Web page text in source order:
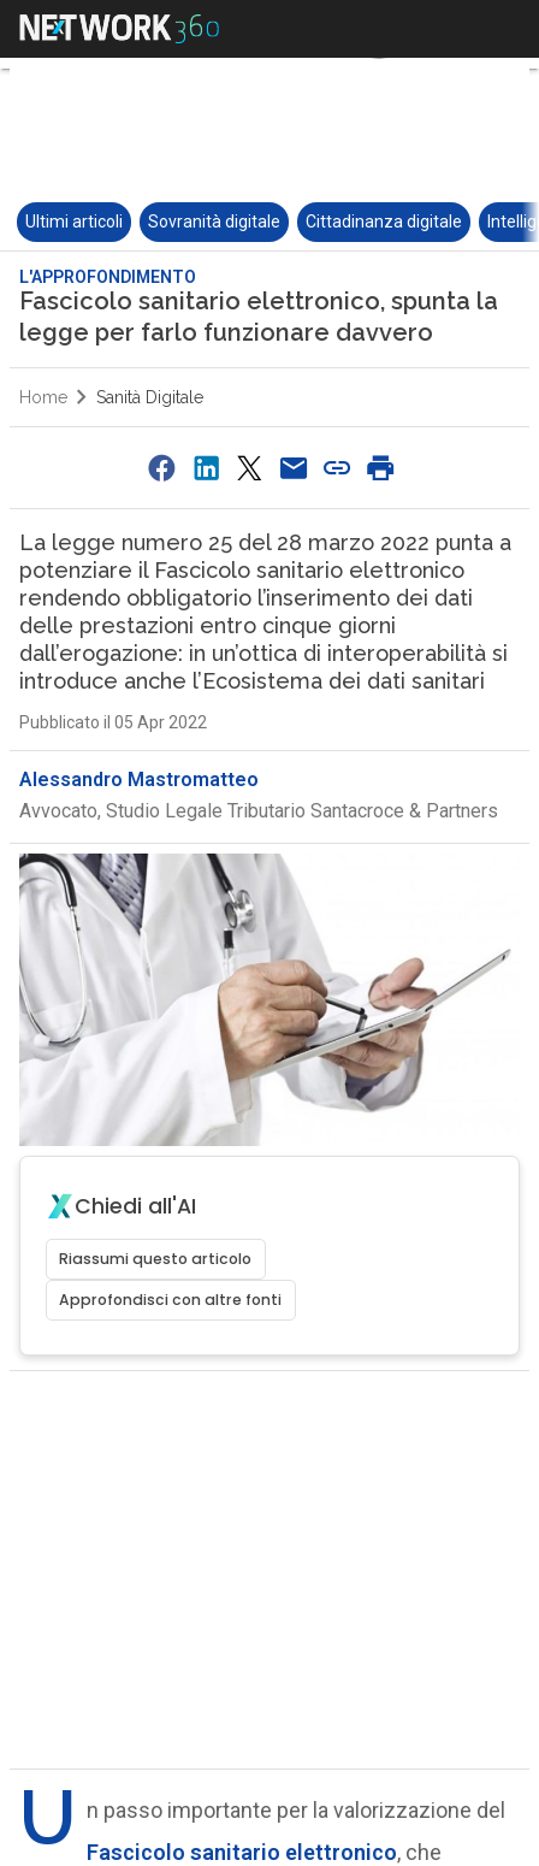
Ultimi articoli Sovranità digitale Cittadinanza digitale
L'APPROFONDIMENTO
Fascicolo sanitario elettronico, spunta la
legge per farlo funzionare davvero
Home Sanità Digitale
La legge numero 25 del 28 marzo 2022 punta a
potenziare il Fascicolo sanitario elettronico
rendendo obbligatorio l’inserimento dei dati
delle prestazioni entro cinque giorni
dall’erogazione: in un’ottica di interoperabilità si
introduce anche l’Ecosistema dei dati sanitari
Pubblicato il 05 Apr 2022
Alessandro Mastromatteo
Avvocato, Studio Legale Tributario Santacroce & Partners
Chiedi all'AI
Riassumi questo articolo
Approfondisci con altre fonti
U
n passo importante per la valorizzazione del
Fascicolo sanitario elettronico, che